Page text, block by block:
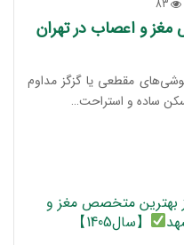
83
مقطعی یا گزگز مداوم
ساده و استراحت…
10 تا از بهترین متخصص مغز و
【سال1405】